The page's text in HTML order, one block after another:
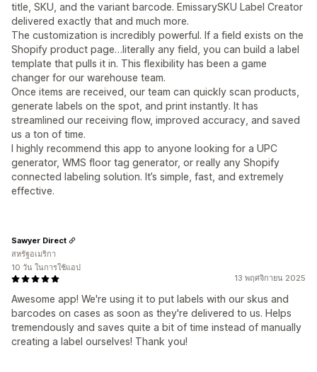
title, SKU, and the variant barcode. EmissarySKU Label Creator
delivered exactly that and much more.
The customization is incredibly powerful. If a field exists on the
Shopify product page…literally any field, you can build a label
template that pulls it in. This flexibility has been a game
changer for our warehouse team.
Once items are received, our team can quickly scan products,
generate labels on the spot, and print instantly. It has
streamlined our receiving flow, improved accuracy, and saved
us a ton of time.
I highly recommend this app to anyone looking for a UPC
generator, WMS floor tag generator, or really any Shopify
connected labeling solution. It’s simple, fast, and extremely
effective.
13 พฤศจิกายน 2025
Awesome app! We're using it to put labels with our skus and
barcodes on cases as soon as they're delivered to us. Helps
tremendously and saves quite a bit of time instead of manually
creating a label ourselves! Thank you!
Sawyer Direct
สหรัฐอเมริกา
10 วัน ในการใช้แอป